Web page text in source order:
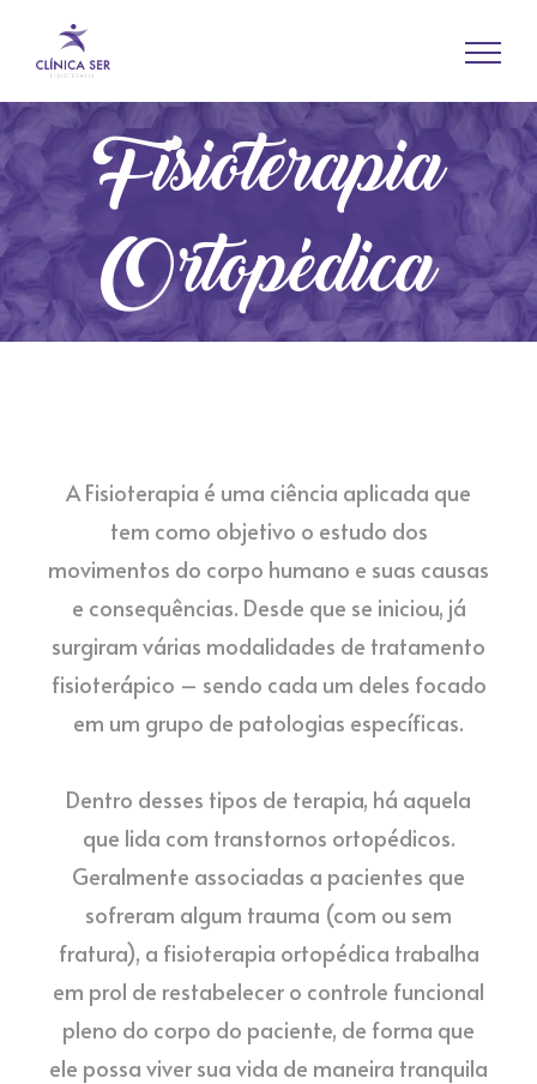
Fisioterapia
Ortopédica
A Fisioterapia é uma ciência aplicada que
tem como objetivo o estudo dos
movimentos do corpo humano e suas causas
e consequências. Desde que se iniciou, já
surgiram várias modalidades de tratamento
fisioterápico – sendo cada um deles focado
em um grupo de patologias específicas.
Dentro desses tipos de terapia, há aquela
que lida com transtornos ortopédicos.
Geralmente associadas a pacientes que
sofreram algum trauma (com ou sem
fratura), a fisioterapia ortopédica trabalha
em prol de restabelecer o controle funcional
pleno do corpo do paciente, de forma que
ele possa viver sua vida de maneira tranquila